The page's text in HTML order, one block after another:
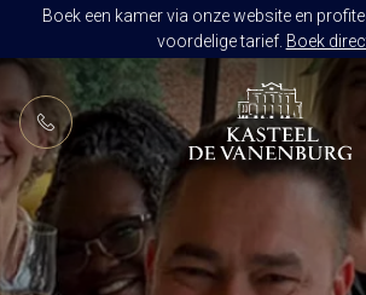
Boek een kamer via onze website en
voordelige tarief. Boek
NL
RESTAURANT DE VANENBURG
BRASSERIE DE HOEVE
CULINAIR GENIETEN ARRANGEMENT
KAMERS
ARRANGEMENTEN